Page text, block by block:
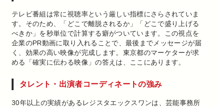
テレビ番組は常に視聴率という厳しい指標にさらされていま
す。そのため、「どこで離脱されるか」「どこで盛り上げる
べきか」を秒単位で計算する癖がついています。この視点を
企業のPR動画に取り入れることで、最後までメッセージが届
く、効果の高い映像が完成します。東京都のマーケターが求
める「確実に伝わる映像」の答えは、ここにあります。
タレント・出演者コーディネートの強み
30年以上の実績があるレジスタエックスワンは、芸能事務所